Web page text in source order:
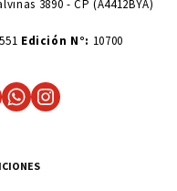
3890 - CP (A4412BYA)
Edición N°: 10700